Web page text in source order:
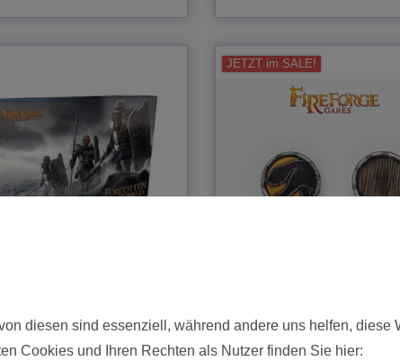
€ *
JETZT im SALE!
3,50 € *
diesen sind essenziell, während andere uns helfen, diese
Cookies und Ihren Rechten als Nutzer finden Sie hier: